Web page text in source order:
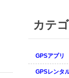
カテ
GPSアプリ
GPSレンタ